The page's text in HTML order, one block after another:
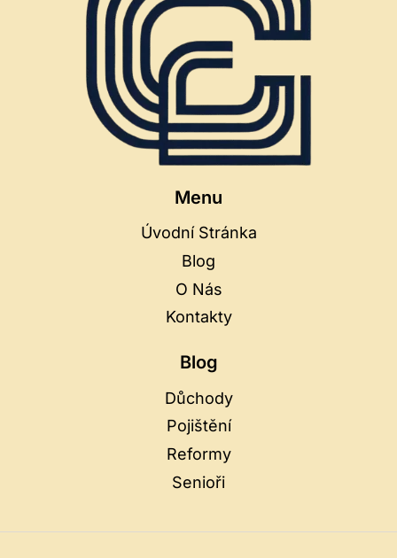
Menu
Úvodní Stránka
Blog
O Nás
Kontakty
Blog
Důchody
Pojištění
Reformy
Senioři